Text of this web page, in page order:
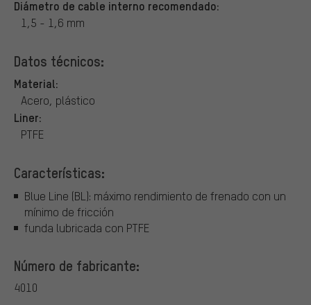
Diámetro de cable interno recomendado:
1,5 - 1,6 mm
Datos técnicos:
Material:
Acero, plástico
Liner:
PTFE
Características:
Blue Line (BL): máximo rendimiento de frenado con un
mínimo de fricción
funda lubricada con PTFE
Número de fabricante:
4010